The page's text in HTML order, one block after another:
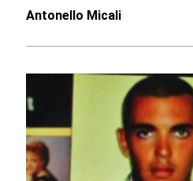
Antonello Micali